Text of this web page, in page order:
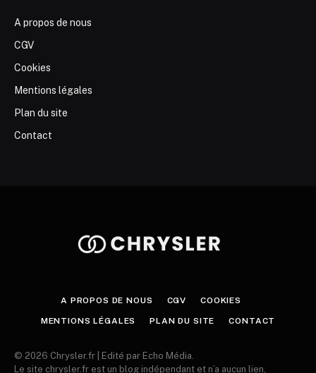
A propos de nous
CGV
Cookies
Mentions légales
Plan du site
Contact
A PROPOS DE NOUS CGV COOKIES
MENTIONS LÉGALES PLAN DU SITE CONTACT
© 2026 Chrysler.fr | Edité par Echo Média.
Le site chrysler.fr est un blog indépendant et n’a aucun lien,